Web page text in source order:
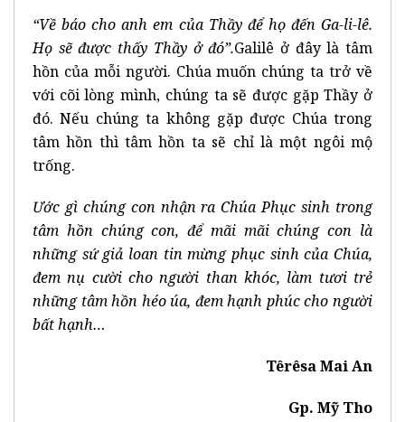
“Về báo cho anh em của Thầy để họ đến Ga-li-lê.
Họ sẽ được thấy Thầy ở đó”.Galilê ở đây là tâm
hồn của mỗi người. Chúa muốn chúng ta trở về
với cõi lòng mình, chúng ta sẽ được gặp Thầy ở
đó. Nếu chúng ta không gặp được Chúa trong
tâm hồn thì tâm hồn ta sẽ chỉ là một ngôi mộ
trống.
Ước gì chúng con nhận ra Chúa Phục sinh trong
tâm hồn chúng con, để mãi mãi chúng con là
những sứ giả loan tin mừng phục sinh của Chúa,
đem nụ cười cho người than khóc, làm tươi trẻ
những tâm hồn héo úa, đem hạnh phúc cho người
bất hạnh…
Têrêsa Mai An
Gp. Mỹ Tho